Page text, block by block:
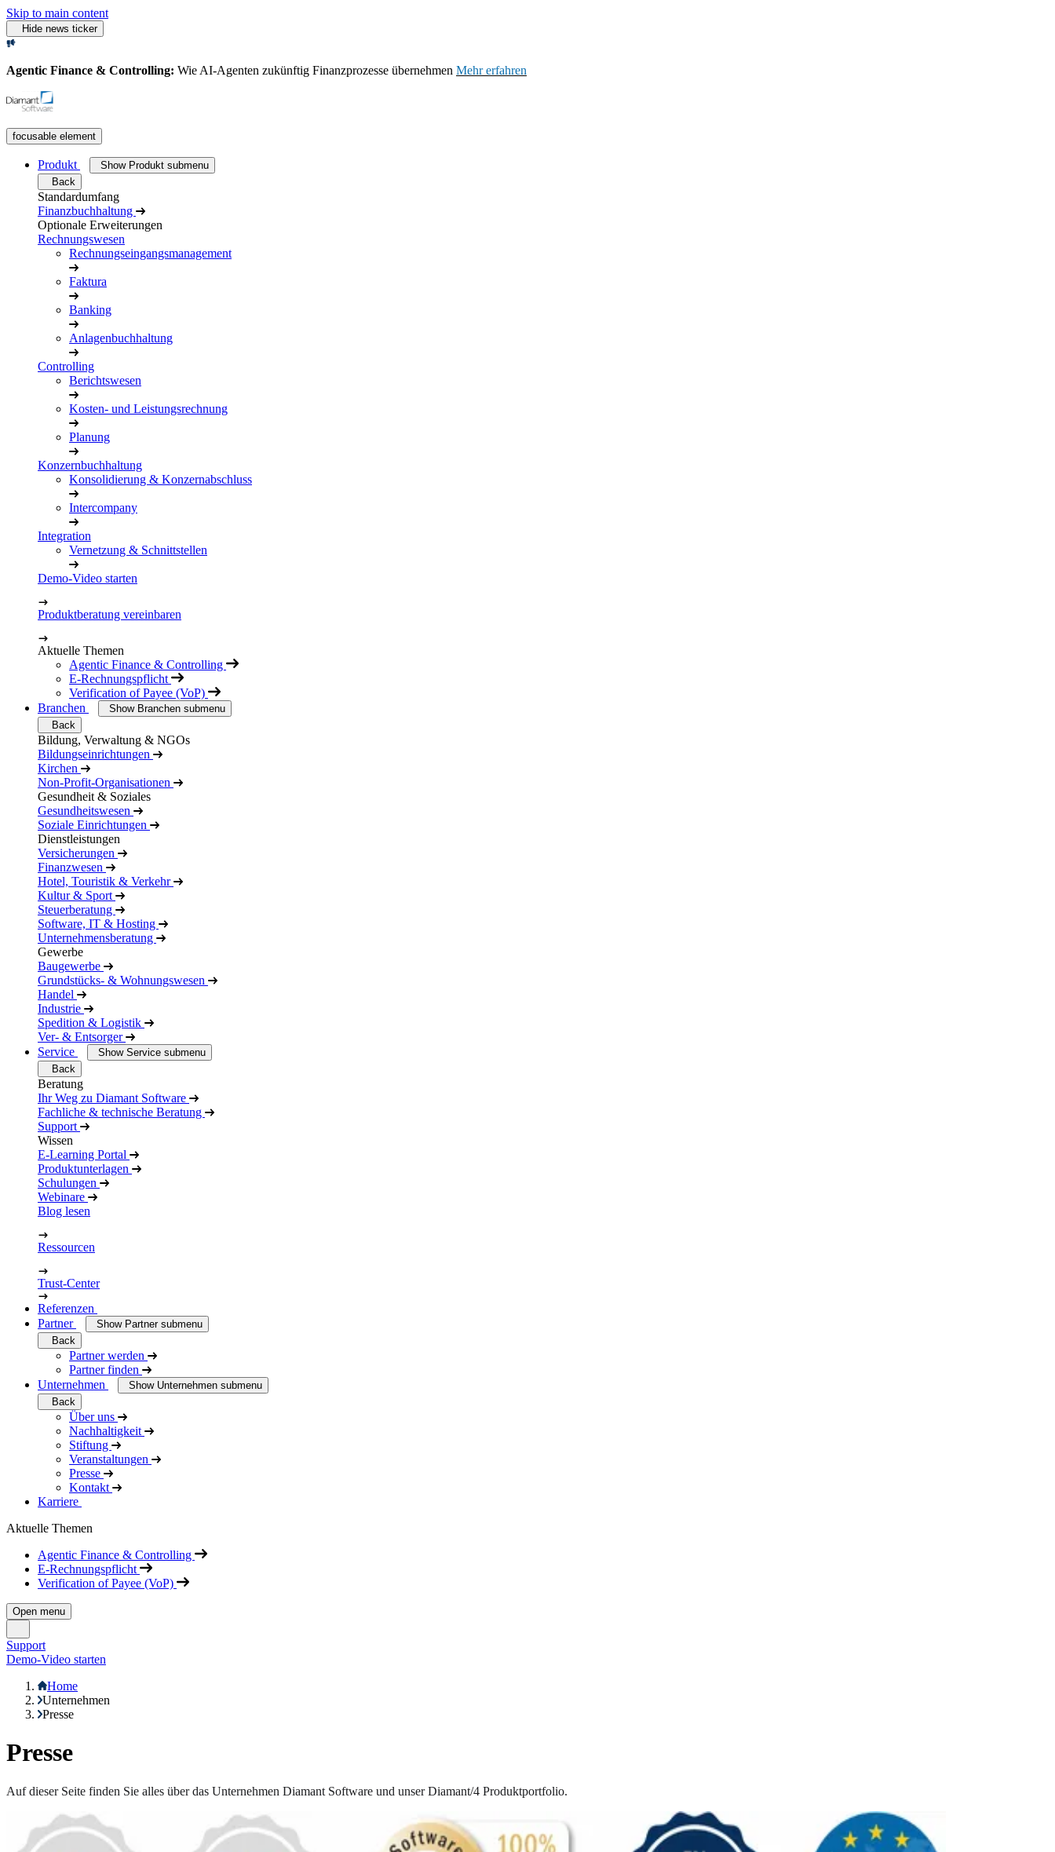
Skip to main content
Hide news ticker
Agentic Finance & Controlling: Wie AI‑Agenten zukünftig Finanzprozesse übernehmen Mehr erfahren
focusable element
Produkt
Show Produkt submenu
Back
Standardumfang
Finanzbuchhaltung
Optionale Erweiterungen
Rechnungswesen
Rechnungseingangsmanagement
Faktura
Banking
Anlagenbuchhaltung
Controlling
Berichtswesen
Kosten- und Leistungsrechnung
Planung
Konzernbuchhaltung
Konsolidierung & Konzernabschluss
Intercompany
Integration
Vernetzung & Schnittstellen
Demo-Video starten
Produktberatung vereinbaren
Aktuelle Themen
Agentic Finance & Controlling
E-Rechnungspflicht
Verification of Payee (VoP)
Branchen
Show Branchen submenu
Back
Bildung, Verwaltung & NGOs
Bildungseinrichtungen
Kirchen
Non-Profit-Organisationen
Gesundheit & Soziales
Gesundheitswesen
Soziale Einrichtungen
Dienstleistungen
Versicherungen
Finanzwesen
Hotel, Touristik & Verkehr
Kultur & Sport
Steuerberatung
Software, IT & Hosting
Unternehmensberatung
Gewerbe
Baugewerbe
Grundstücks- & Wohnungswesen
Handel
Industrie
Spedition & Logistik
Ver- & Entsorger
Service
Show Service submenu
Back
Beratung
Ihr Weg zu Diamant Software
Fachliche & technische Beratung
Support
Wissen
E-Learning Portal
Produktunterlagen
Schulungen
Webinare
Blog lesen
Ressourcen
Trust-Center
Referenzen
Partner
Show Partner submenu
Back
Partner werden
Partner finden
Unternehmen
Show Unternehmen submenu
Back
Über uns
Nachhaltigkeit
Stiftung
Veranstaltungen
Presse
Kontakt
Karriere
Aktuelle Themen
Agentic Finance & Controlling
E-Rechnungspflicht
Verification of Payee (VoP)
Open menu
Support
Demo-Video starten
Home
Unternehmen
Presse
Presse
Auf dieser Seite finden Sie alles über das Unternehmen Diamant Software und unser Diamant/4 Produktportfolio.